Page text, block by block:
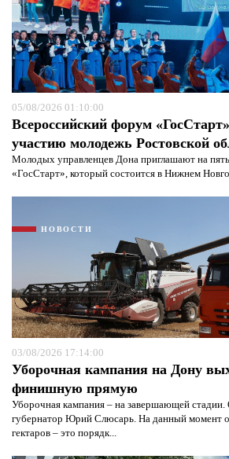
05/08/2026 01:10:00
Всероссийский форум
участию молодежь Ростовской
Молодых управленцев Дона приглашают на
«ГосСтарт», который состоится в Нижнем
НОВОСТИ
03/08/2026 17:14:00
Уборочная кампания на Дону
финишную прямую
Уборочная кампания – на завершающей
губернатор Юрий Слюсарь. На данный момент
гектаров – это порядк...